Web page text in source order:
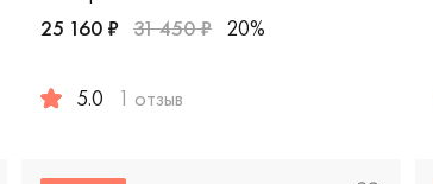
25 160 ₽ 31 450 ₽ 20%
5.0 1 отзыв